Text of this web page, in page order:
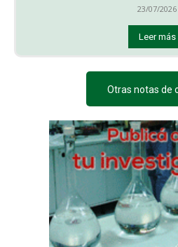
23/07/2026
Leer más
Otras notas de